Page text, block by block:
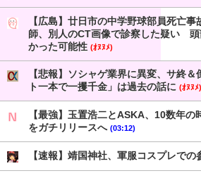
【広島】廿日市の中学野球部員死亡
師、別人のCT画像で診察した疑い
かった可能性 (ｵﾇﾇﾒ)
【悲報】ソシャゲ業界に異変、サ終
ト一本で一攫千金」は過去の話に (ｵﾇﾇﾒ)
【最強】玉置浩二とASKA、10数年の
をガチリリースへ (03:12)
【速報】靖国神社、軍服コスプレで